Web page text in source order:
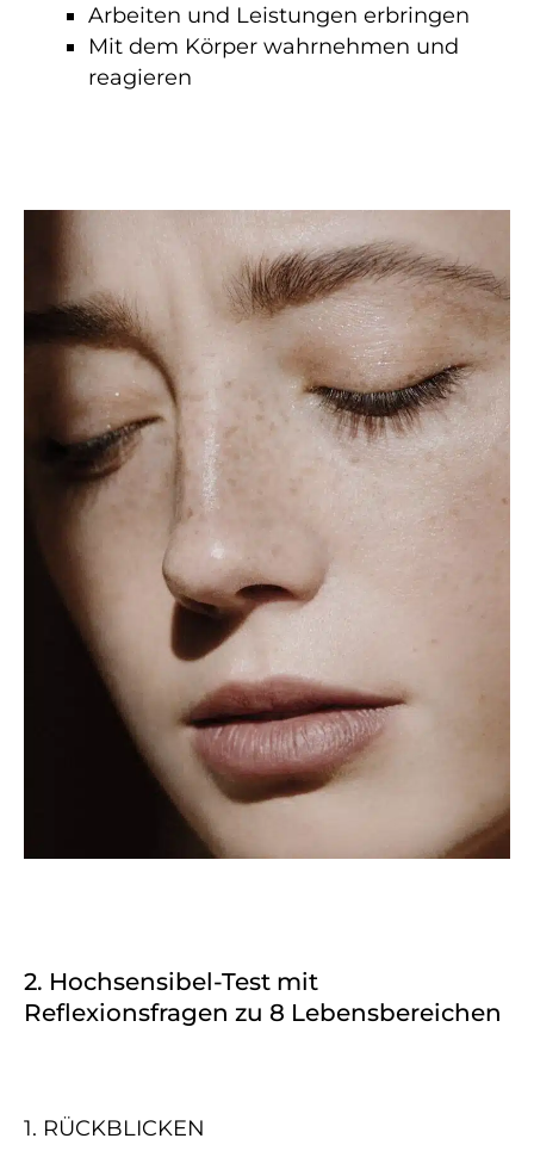
Arbeiten und Leistungen erbringen
Mit dem Körper wahrnehmen und
reagieren
2. Hochsensibel-Test mit
Reflexionsfragen zu 8 Lebensbereichen
1. RÜCKBLICKEN